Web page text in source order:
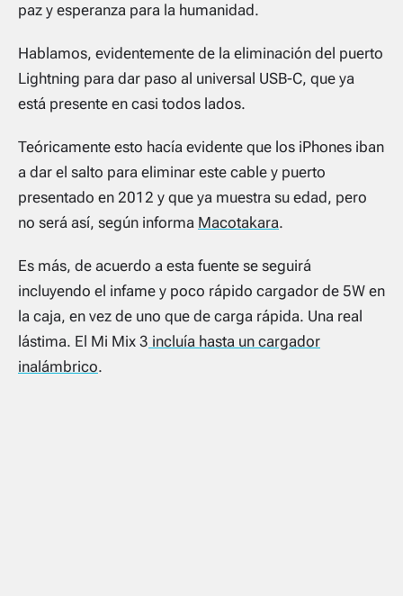
paz y esperanza para la humanidad.
Hablamos, evidentemente de la eliminación del puerto
Lightning para dar paso al universal USB-C, que ya
está presente en casi todos lados.
Teóricamente esto hacía evidente que los iPhones iban
a dar el salto para eliminar este cable y puerto
presentado en 2012 y que ya muestra su edad, pero
no será así, según informa Macotakara.
Es más, de acuerdo a esta fuente se seguirá
incluyendo el infame y poco rápido cargador de 5W en
la caja, en vez de uno que de carga rápida. Una real
lástima. El Mi Mix 3 incluía hasta un cargador
inalámbrico.